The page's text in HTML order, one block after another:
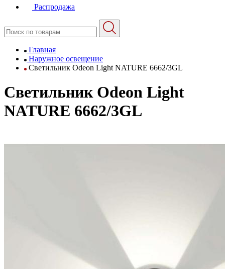
Распродажа
Главная
Наружное освещение
Светильник Odeon Light NATURE 6662/3GL
Светильник Odeon Light
NATURE 6662/3GL